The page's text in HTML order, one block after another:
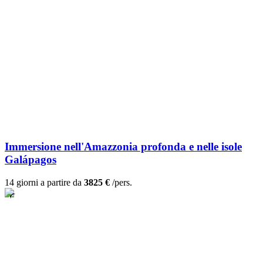
Immersione nell'Amazzonia profonda e nelle isole
Galápagos
14 giorni a partire da 3825 € /pers.